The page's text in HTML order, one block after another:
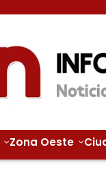
Zona Oeste